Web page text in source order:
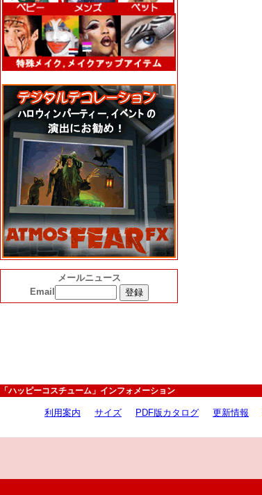
メールニュース
Email
「ハッピーコスチューム」インフォメーション
利用案内 サイズ PDF版カタログ 更新情報